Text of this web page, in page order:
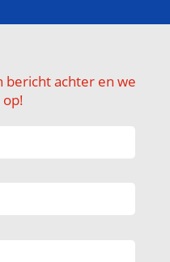
bericht achter en we